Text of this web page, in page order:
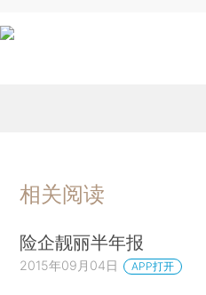
相关阅读
险企靓丽半年报
2015年09月04日 APP打开